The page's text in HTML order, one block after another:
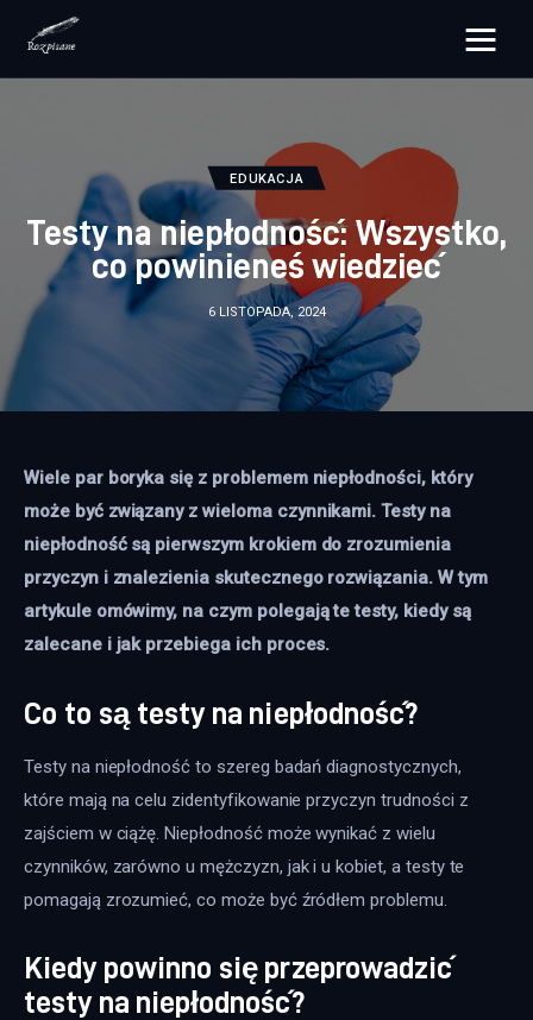
rozpisane.pl
Zdrowie
Uroda
EDUKACJA
Testy na niepłodność: Wszystko,
co powinieneś wiedzieć
6 LISTOPADA, 2024
Wiele par boryka się z problemem niepłodności, który
może być związany z wieloma czynnikami. Testy na
niepłodność są pierwszym krokiem do zrozumienia
przyczyn i znalezienia skutecznego rozwiązania. W tym
artykule omówimy, na czym polegają te testy, kiedy są
zalecane i jak przebiega ich proces.
Co to są testy na niepłodność?
Testy na niepłodność to szereg badań diagnostycznych,
które mają na celu zidentyfikowanie przyczyn trudności z
zajściem w ciążę. Niepłodność może wynikać z wielu
czynników, zarówno u mężczyzn, jak i u kobiet, a testy te
pomagają zrozumieć, co może być źródłem problemu.
Kiedy powinno się przeprowadzić
testy na niepłodność?